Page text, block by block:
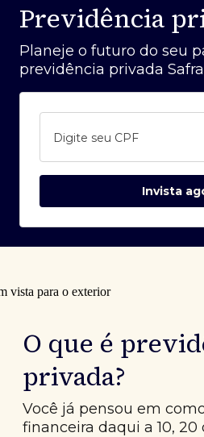
Previdência
Planeje o futuro do seu
previdência privada
Digite seu CPF
Invista
O que é
privada?
Você já pensou em
financeira daqui a 10, 20